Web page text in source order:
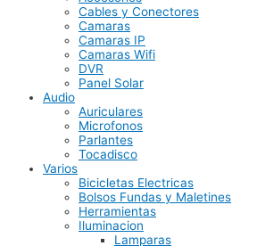
Cables y Conectores
Camaras
Camaras IP
Camaras Wifi
DVR
Panel Solar
Audio
Auriculares
Microfonos
Parlantes
Tocadisco
Varios
Bicicletas Electricas
Bolsos Fundas y Maletines
Herramientas
Iluminacion
Lamparas